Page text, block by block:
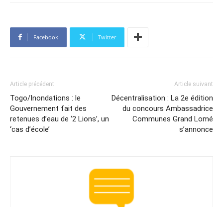
Facebook Twitter
Article précédent
Togo/Inondations : le
Gouvernement fait des
retenues d’eau de ‘2 Lions’, un
‘cas d’école’
Article suivant
Décentralisation : La 2e édition
du concours Ambassadrice
Communes Grand Lomé
s’annonce